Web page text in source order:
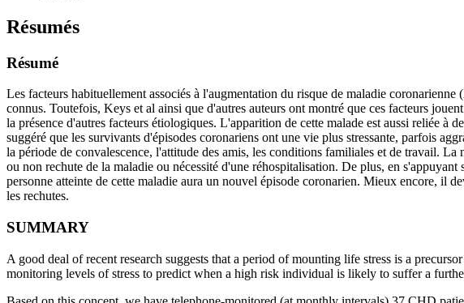
Résumés
Résumé
Les facteurs habituellement associés à l'augmentation du risque de maladie
connus. Toutefois, Keys et al ainsi que d'autres auteurs ont montré que ces facteurs
la présence d'autres facteurs étiologiques. L'apparition de cette malade est aussi reliée à
suggéré que les survivants d'épisodes coronariens ont une vie plus stressante, parfois
la période de convalescence, l'attitude des amis, les conditions familiales et de travail.
ou non rechute de la maladie ou nécessité d'une réhospitalisation. De plus, en
personne atteinte de cette maladie aura un nouvel épisode coronarien. Mieux encore, il
les rechutes.
SUMMARY
A good deal of recent research suggests that a period of mounting life stress is a
monitoring levels of stress to predict when a high risk individual is likely to suffer a